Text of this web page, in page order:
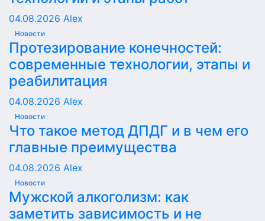
04.08.2026 Alex
Новости
Протезирование конечностей:
современные технологии, этапы и
реабилитация
04.08.2026 Alex
Новости
Что такое метод ДПДГ и в чем его
главные преимущества
04.08.2026 Alex
Новости
Мужской алкоголизм: как
заметить зависимость и не